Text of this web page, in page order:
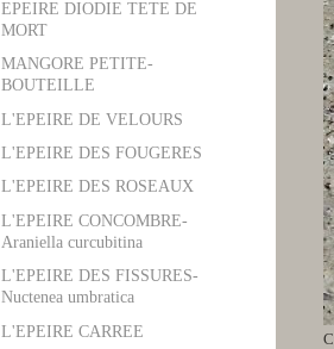
EPEIRE DIODIE TETE DE
MORT
MANGORE PETITE-
BOUTEILLE
L'EPEIRE DE VELOURS
L'EPEIRE DES FOUGERES
L'EPEIRE DES ROSEAUX
L'EPEIRE CONCOMBRE-
Araniella curcubitina
L'EPEIRE DES FISSURES-
Nuctenea umbratica
L'EPEIRE CARREE